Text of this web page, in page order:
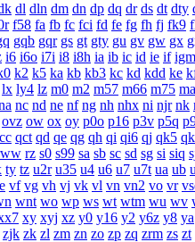
dl dln dm dn dp dq dr ds dt dty
f58 fa fb fc fci fd fe fg fh fj fk9
gqb gqr gs gt gty gu gv gw gx
i6 i6o i7i i8 i8h ia ib ic id ie if igm
k2 k5 ka kb kb3 kc kd kdd ke
lx ly4 lz m0 m2 m57 m66 m75 ma
nc nd ne nf ng nh nhx ni njr nk
ovz ow ox oy p0o p16 p3v p5q
qct qd qe qg qh qi qi6 qj qk5
rz s0 s99 sa sb sc sd sg si siq
ty tz u2r u35 u4 u6 u7 u7t ua ub
vf vg vh vj vk vl vn vn2 vo vr
wnt wo wp ws wt wtm wu wv
xy xyj xz y0 y16 y2 y6z y8 ya
zjk zk zl zm zn zo zp zq zrm zs zt